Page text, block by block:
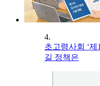
4.
초고령사회 ‘
길 정책은